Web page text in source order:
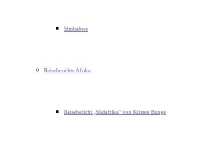
Simbabwe
Reiseberichte Afrika
Reisebericht „Südafrika“ von Kirsten Bunge